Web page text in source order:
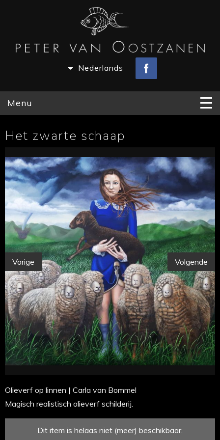
Nederlands
Menu
Het zwarte schaap
Vorige Volgende
Olieverf op linnen | Carla van Bommel
Magisch realistisch olieverf schilderij.
Dit item is helaas niet (meer) beschikbaar.